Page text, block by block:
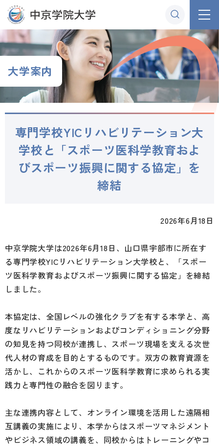
グ
ロ
ー
バ
ナ
ビ
ゲ
ー
本
文
へ
ロ
ー
カ
ル
ビ
ゲ
ー
シ
フ
ッ
タ
ー
大学案内
専門学校YICリハビリテーション大
学校と「スポーツ医科学教育およ
びスポーツ振興に関する協定」を
締結
2026年6月18日
中京学院大学は2026年6月18日、山口県宇部市に所在す
る専門学校YICリハビリテーション大学校と、「スポー
ツ医科学教育およびスポーツ振興に関する協定」を締結
しました。
本協定は、全国レベルの強化クラブを有する本学と、高
度なリハビリテーションおよびコンディショニング分野
の知見を持つ同校が連携し、スポーツ現場を支える次世
代人材の育成を目的とするものです。双方の教育資源を
活かし、これからのスポーツ医科学教育に求められる実
践力と専門性の融合を図ります。
主な連携内容として、オンライン環境を活用した遠隔相
互講義の実施により、本学からはスポーツマネジメント
やビジネス領域の講義を、同校からはトレーニングやコ